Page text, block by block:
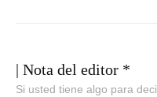
t
o
| Nota del editor *
Si usted tiene algo para